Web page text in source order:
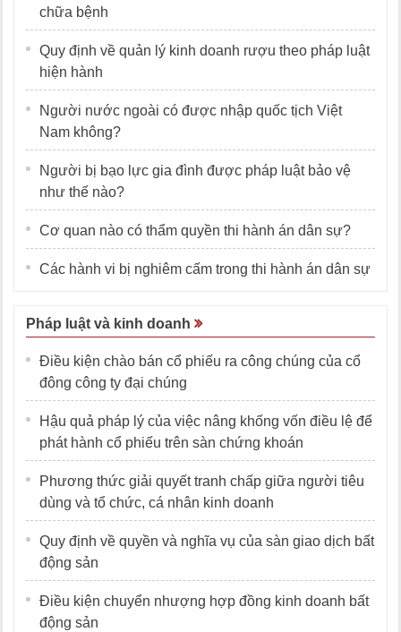
chữa bệnh
Quy định về quản lý kinh doanh rượu theo pháp luật
hiện hành
Người nước ngoài có được nhập quốc tịch Việt
Nam không?
Người bị bạo lực gia đình được pháp luật bảo vệ
như thế nào?
Cơ quan nào có thẩm quyền thi hành án dân sự?
Các hành vi bị nghiêm cấm trong thi hành án dân sự
Pháp luật và kinh doanh
Điều kiện chào bán cổ phiếu ra công chúng của cổ
đông công ty đại chúng
Hậu quả pháp lý của việc nâng khống vốn điều lệ để
phát hành cổ phiếu trên sàn chứng khoán
Phương thức giải quyết tranh chấp giữa người tiêu
dùng và tổ chức, cá nhân kinh doanh
Quy định về quyền và nghĩa vụ của sàn giao dịch bất
động sản
Điều kiện chuyển nhượng hợp đồng kinh doanh bất
động sản